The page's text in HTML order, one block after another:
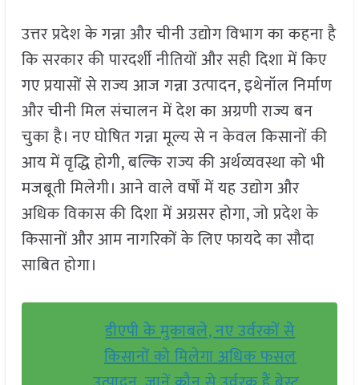
उत्तर प्रदेश के गन्ना और चीनी उद्योग विभाग का कहना है
कि सरकार की पारदर्शी नीतियों और सही दिशा में किए
गए प्रयासों से राज्य आज गन्ना उत्पादन, इथेनॉल निर्माण
और चीनी मिल संचालन में देश का अग्रणी राज्य बन
चुका है। नए घोषित गन्ना मूल्य से न केवल किसानों की
आय में वृद्धि होगी, बल्कि राज्य की अर्थव्यवस्था को भी
मजबूती मिलेगी। आने वाले वर्षों में यह उद्योग और
अधिक विकास की दिशा में अग्रसर होगा, जो प्रदेश के
किसानों और आम नागरिकों के लिए फायदे का सौदा
साबित होगा।
डीएपी के मुकाबले, नए उर्वरकों से
किसानों को मिलेगा अधिक फसल